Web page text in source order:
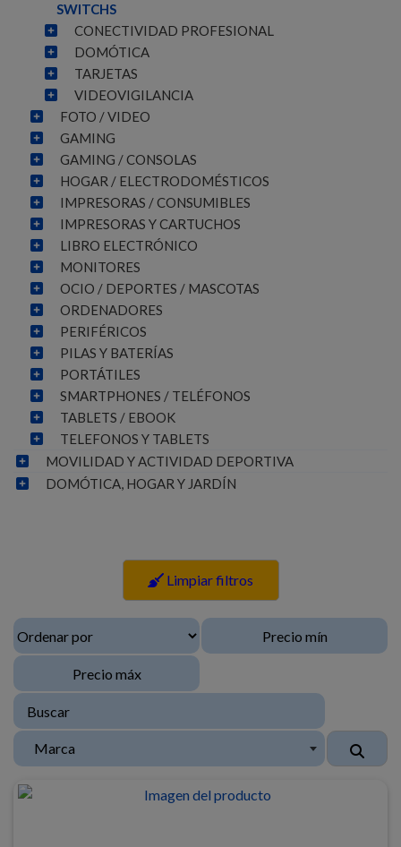
SWITCHS
CONECTIVIDAD PROFESIONAL
DOMÓTICA
TARJETAS
VIDEOVIGILANCIA
FOTO / VIDEO
GAMING
GAMING / CONSOLAS
HOGAR / ELECTRODOMÉSTICOS
IMPRESORAS / CONSUMIBLES
IMPRESORAS Y CARTUCHOS
LIBRO ELECTRÓNICO
MONITORES
OCIO / DEPORTES / MASCOTAS
ORDENADORES
PERIFÉRICOS
PILAS Y BATERÍAS
PORTÁTILES
SMARTPHONES / TELÉFONOS
TABLETS / EBOOK
TELEFONOS Y TABLETS
MOVILIDAD Y ACTIVIDAD DEPORTIVA
DOMÓTICA, HOGAR Y JARDÍN
Limpiar filtros
Marca